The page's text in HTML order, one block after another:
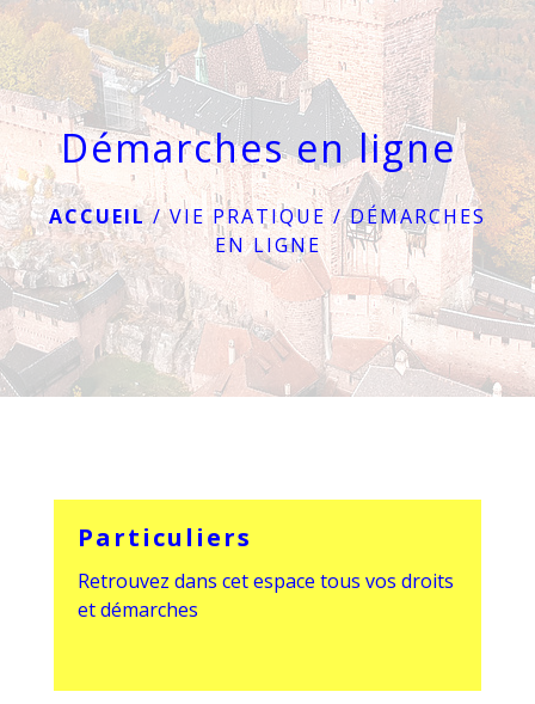
menu
Démarches en ligne
ACCUEIL/VIE PRATIQUE/DÉMARCHES
EN LIGNE
Particuliers
Retrouvez dans cet espace tous vos droits
et démarches